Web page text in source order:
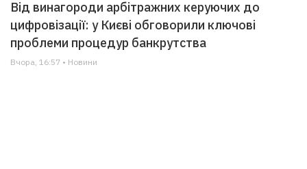
Від винагороди арбітражних керуючих до
цифровізації: у Києві обговорили ключові
проблеми процедур банкрутства
Вчора, 16:57 • Новини